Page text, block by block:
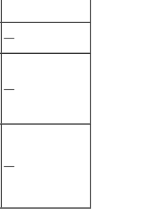
—
—
—